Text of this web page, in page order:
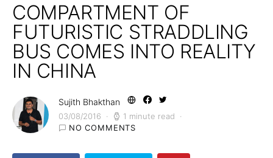
COMPARTMENT OF
FUTURISTIC STRADDLING
BUS COMES INTO REALITY
IN CHINA
Sujith Bhakthan
03/08/2016
1 minute read
NO COMMENTS